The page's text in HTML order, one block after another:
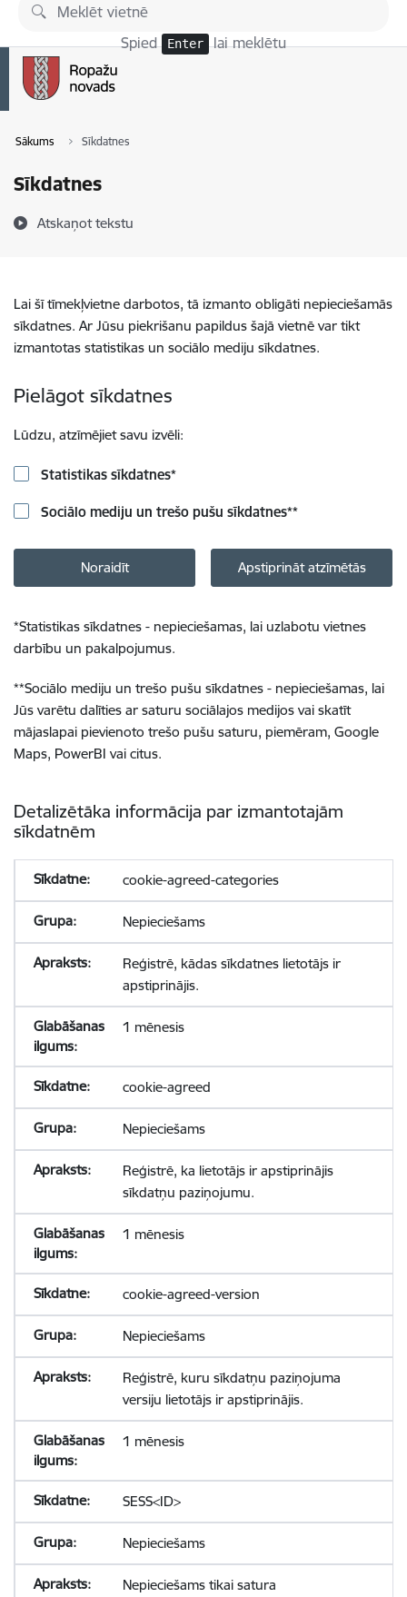
Pāriet uz lapas saturu
Spied Enter lai meklētu
Sākums Sīkdatnes
Sīkdatnes
Atskaņot tekstu
Lai šī tīmekļvietne darbotos, tā izmanto obligāti nepieciešamās
sīkdatnes. Ar Jūsu piekrišanu papildus šajā vietnē var tikt
izmantotas statistikas un sociālo mediju sīkdatnes.
Pielāgot sīkdatnes
Lūdzu, atzīmējiet savu izvēli:
Statistikas sīkdatnes*
Sociālo mediju un trešo pušu sīkdatnes**
Noraidīt Apstiprināt atzīmētās
*Statistikas sīkdatnes - nepieciešamas, lai uzlabotu vietnes
darbību un pakalpojumus.
**Sociālo mediju un trešo pušu sīkdatnes - nepieciešamas, lai
Jūs varētu dalīties ar saturu sociālajos medijos vai skatīt
mājaslapai pievienoto trešo pušu saturu, piemēram, Google
Maps, PowerBI vai citus.
Detalizētāka informācija par izmantotajām
sīkdatnēm
cookie-agreed-categories
Nepieciešams
Reģistrē, kādas sīkdatnes lietotājs ir
apstiprinājis.
1 mēnesis
cookie-agreed
Nepieciešams
Reģistrē, ka lietotājs ir apstiprinājis
sīkdatņu paziņojumu.
1 mēnesis
cookie-agreed-version
Nepieciešams
Reģistrē, kuru sīkdatņu paziņojuma
versiju lietotājs ir apstiprinājis.
1 mēnesis
SESS<ID>
Nepieciešams
Nepieciešams tikai satura